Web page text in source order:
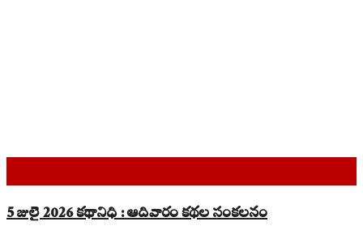
5 జులై 2026 కథానిధి : ఆదివారం కథల సంకలనం